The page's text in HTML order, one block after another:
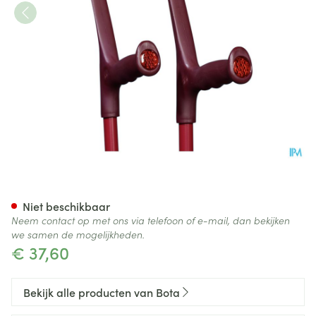
€ 37,60
Niet beschikbaar
Neem contact op met ons via telefoon of e-mail, dan bekijken
we samen de mogelijkheden.
Bekijk alle producten van Bota